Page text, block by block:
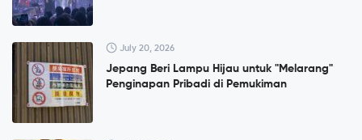
July 20, 2026
Jepang Beri Lampu Hijau untuk "Melarang"
Penginapan Pribadi di Pemukiman